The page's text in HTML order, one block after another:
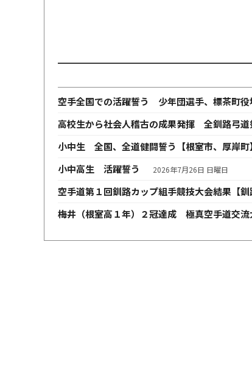
空手全国での活躍誓う 少年団選手、標茶町役
高校生から社会人稽古の成果発揮 全釧路弓道
小中生 全国、全道健闘誓う【根室市、厚岸町】
小中高生 活躍誓う 2026年7月26日 日曜日
空手道第１回釧路カップ組手競技大会結果【釧
梅井（根室高１年）２冠達成 極真空手道交流